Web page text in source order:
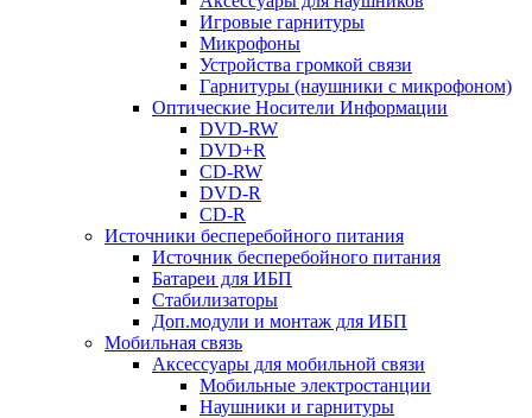
Игровые гарнитуры
Микрофоны
Устройства громкой связи
Гарнитуры (наушники с микрофоном)
Оптические Носители Информации
DVD-RW
DVD+R
CD-RW
DVD-R
CD-R
Источники бесперебойного питания
Источник бесперебойного питания
Батареи для ИБП
Стабилизаторы
Доп.модули и монтаж для ИБП
Мобильная связь
Аксессуары для мобильной связи
Мобильные электростанции
Наушники и гарнитуры